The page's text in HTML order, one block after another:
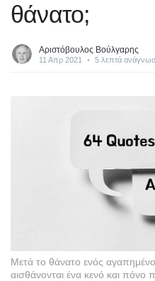
θάνατο;
Αριστόβουλος Βούλγαρης
11 Απρ 2021 • 5 λεπτά
Μετά το θάνατο ενός
αισθάνονται ένα κενό και